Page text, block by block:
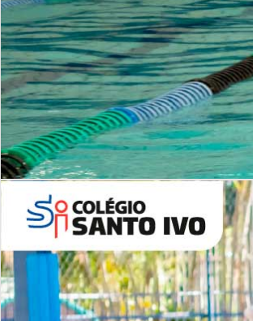
Período Integral | Saiba mais
INSTITUCIONAL